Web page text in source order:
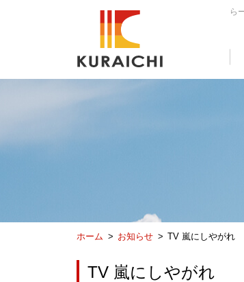
ら
ホーム お知らせ TV 嵐にしや
TV 嵐にしや